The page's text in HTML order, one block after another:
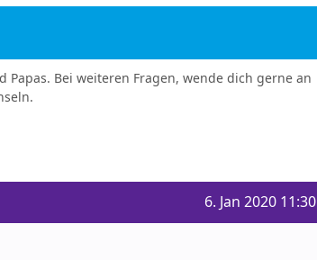
Bei weiteren Fragen, wende dich gerne an
6. Jan 2020 11:30